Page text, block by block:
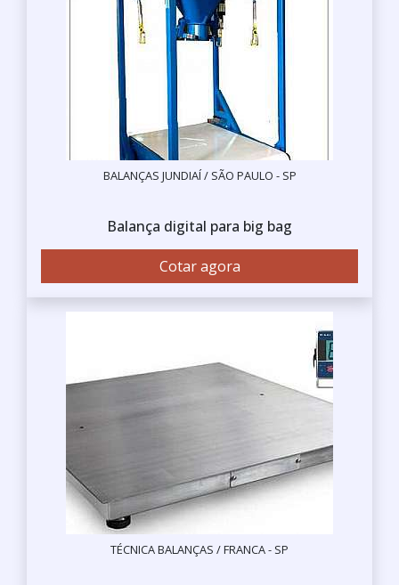
BALANÇAS JUNDIAÍ / SÃO PAULO - SP
Balança digital para big bag
Cotar agora
TÉCNICA BALANÇAS / FRANCA - SP